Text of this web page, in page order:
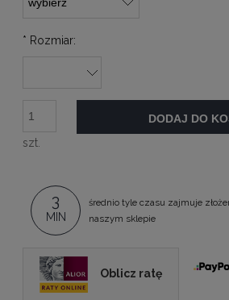
* Rozmiar:
szt.
DODAJ DO
3
MIN
średnio tyle czasu zajmuje
naszym sklepie
Oblicz ratę